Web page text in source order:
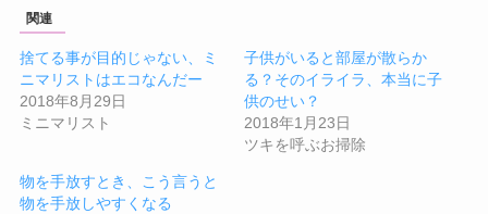
関連
捨てる事が目的じゃない、ミ
ニマリストはエコなんだー
2018年8月29日
ミニマリスト
子供がいると部屋が散らか
る？そのイライラ、本当に子
供のせい？
2018年1月23日
ツキを呼ぶお掃除
物を手放すとき、こう言うと
物を手放しやすくなる